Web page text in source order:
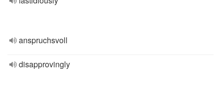
anspruchsvoll
disapprovingly